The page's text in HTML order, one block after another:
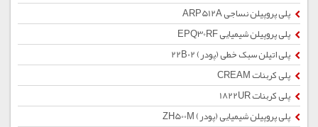
پلی پروپیلن نساجی ARP512A
پلی پروپیلن شیمیایی EPQ30RF
پلی اتیلن سبک خطی (پودر) 22B02
پلی کربنات CREAM
پلی کربنات 1822UR
پلی پروپیلن شیمیایی (پودر) ZH500M